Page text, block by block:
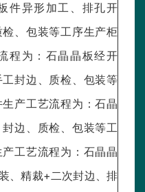
件异形加工、排孔开
、包装等工序生产柜
程为：石晶晶板经开
封边、质检、包装等
产工艺流程为：石晶
边、质检、包装等工
工艺流程为：石晶晶
、精裁+二次封边、排